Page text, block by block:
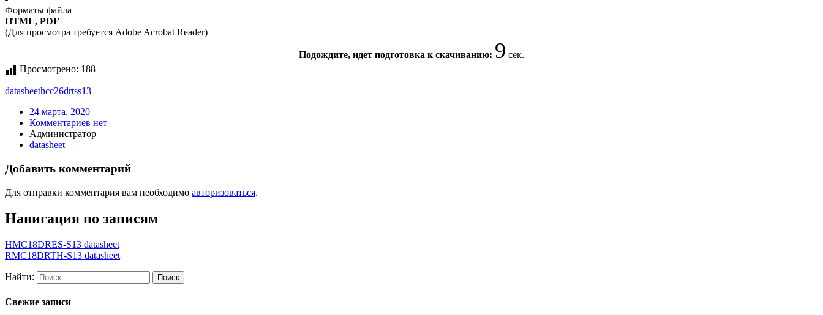
Форматы файла
HTML, PDF
(Для просмотра требуется Adobe Acrobat Reader)
Подождите, идет подготовка к скачиванию: 9 сек.
Просмотрено: 188
datasheethcc26drtss13
24 марта, 2020
Комментариев нет
Администратор
datasheet
Добавить комментарий
Для отправки комментария вам необходимо авторизоваться.
Навигация по записям
HMC18DRES-S13 datasheet
RMC18DRTH-S13 datasheet
Найти:
Свежие записи